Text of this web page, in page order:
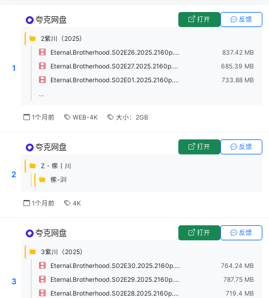
1
夸克网盘 打开 反馈
2紫川（2025）
Eternal.Brotherhood.S02E26.2025.2160p.WEB-DL.H265.DDP2.0.mkv
837.42 MB
Eternal.Brotherhood.S02E27.2025.2160p.WEB-DL.H265.DDP2.0.mkv
685.39 MB
Eternal.Brotherhood.S02E01.2025.2160p.WEB-DL.H265.DDP2.0.mkv
733.88 MB
...
1个月前 WEB-4K 大小：2GB
2
夸克网盘 打开 反馈
Z - 橴丨川
橴-汌
1个月前 4K
3
夸克网盘 打开 反馈
3紫川（2025）
Eternal.Brotherhood.S02E30.2025.2160p.WEB-DL.H265.DDP2.0.mkv
764.24 MB
Eternal.Brotherhood.S02E29.2025.2160p.WEB-DL.H265.DDP2.0.mkv
787.75 MB
Eternal.Brotherhood.S02E28.2025.2160p.WEB-DL.H265.DDP2.0.mkv
719.4 MB